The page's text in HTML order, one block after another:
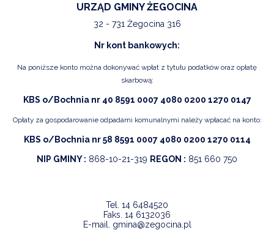
URZĄD GMINY ŻEGOCINA
32 - 731 Żegocina 316
Nr kont bankowych:
Na poniższe konto można dokonywać wpłat z tytułu podatków oraz opłatę
skarbową:
KBS o/Bochnia nr 40 8591 0007 4080 0200 1270 0147
Opłaty za gospodarowanie odpadami komunalnymi należy wpłacać na konto:
KBS o/Bochnia nr 58 8591 0007 4080 0200 1270 0114
NIP GMINY : 868-10-21-319 REGON : 851 660 750
Tel. 14 6484520
Faks. 14 6132036
E-mail. gmina@zegocina.pl